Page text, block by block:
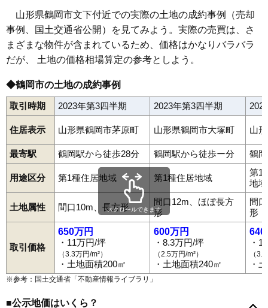
66 外内島 6.5万円 546万円 -1.1%
67 温海 6.4万円 273万円 -15.5%
68 平成町 6.4万円 558万円 -4.4%
69 湯田川 6.4万円 378万円
70 湯温海 6.4万円
71 大広 6.4万円 495万円 5.5%
72 高坂 6.3万円 453万円 6.0%
73 斎藤川原 6.2万円 426万円 0.6%
74 大山 5.7万円 448万円 -7.7%
5.7万円 3.9%
5.7万円 -0.9%
77 由良 5.6万円 360万円 7.3%
78 下山添 5.6万円 468万円 -2.0%
羽黒町細谷 460万円 3.6%
矢馳 97万円 -18.1%
81 水沢 5.0万円 76万円 -9.6%
山形県鶴岡市文下付近での実際の土地の成約事例（売却
事例、国土交通省公開）を見てみよう。実際の売買は、さ
まざまな物件が含まれているため、価格はかなりバラバラ
だが、 土地の価格相場算定の参考としよう。
◆鶴岡市の土地の成約事例
取引時期 2023年第3四半期 2023年第3四半期
住居表示 山形県鶴岡市茅原町 山形県鶴岡市大塚町 山
最寄駅 鶴岡駅から徒歩28分 鶴岡駅から徒歩ー分 鶴
用途区分 第1種住居地域 第1種住居地域
第1
地域
土地属性 間口10m、長方形
間口12m、ほぼ長方
形
間
形
取引価格
650万円
・11万円/坪
（3.3万円/m²）
・土地面積200㎡
600万円
・8.3万円/坪
（2.5万円/m²）
・土地面積240㎡
640
・
（
・
スクロールできます
※参考：国土交通省「不動産情報ライブラリ 」
■公示地価はいくら？
温海泉町伊勢原町 五十川馬町海老島町
大塚町大西町大広大山 覚岸寺堅苔沢家中新町
上畑町上藤島上山添加茂切添町小岩川小真木原町小淀川
斎藤川原桜新町三光町三瀬 山王町 下川
大部町大宝寺大宝寺町